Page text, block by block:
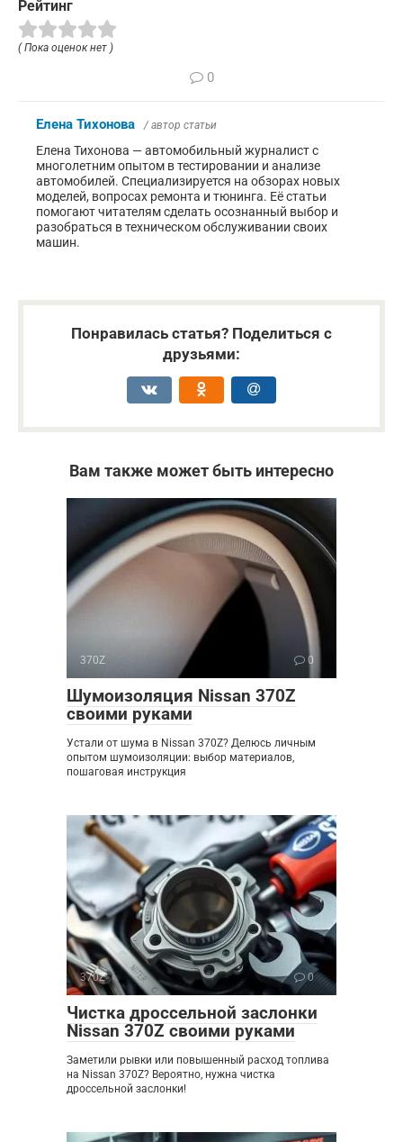
Рейтинг
( Пока оценок нет )
0
Елена Тихонова / автор статьи
Елена Тихонова — автомобильный журналист с
многолетним опытом в тестировании и анализе
автомобилей. Специализируется на обзорах новых
моделей, вопросах ремонта и тюнинга. Её статьи
помогают читателям сделать осознанный выбор и
разобраться в техническом обслуживании своих
машин.
Понравилась статья? Поделиться с
друзьями:
Вам также может быть интересно
370Z 0
Шумоизоляция Nissan 370Z
своими руками
Устали от шума в Nissan 370Z? Делюсь личным
опытом шумоизоляции: выбор материалов,
пошаговая инструкция
370Z 0
Чистка дроссельной заслонки
Nissan 370Z своими руками
Заметили рывки или повышенный расход топлива
на Nissan 370Z? Вероятно, нужна чистка
дроссельной заслонки!